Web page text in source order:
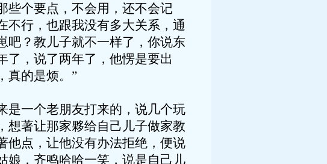
些个要点，不会用，还不会记
不行，也跟我没有多大关系，通
吧？教儿子就不一样了，你说东
了，说了两年了，他愣是要出
真的是烦。”
一个老朋友打来的，说几个玩
想著让那家夥给自己儿子做家教
他点，让他没有办法拒绝，便说
娘，齐鸣哈哈一笑，说是自己儿